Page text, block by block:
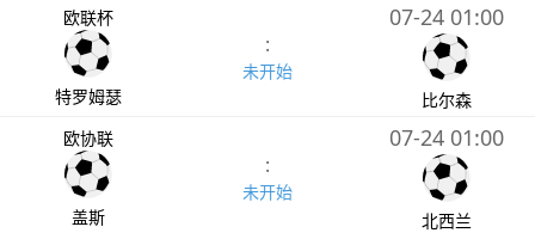
欧联杯
特罗姆瑟
:
未开始
07-24 01:00
比尔森
欧协联
盖斯
:
未开始
07-24 01:00
北西兰